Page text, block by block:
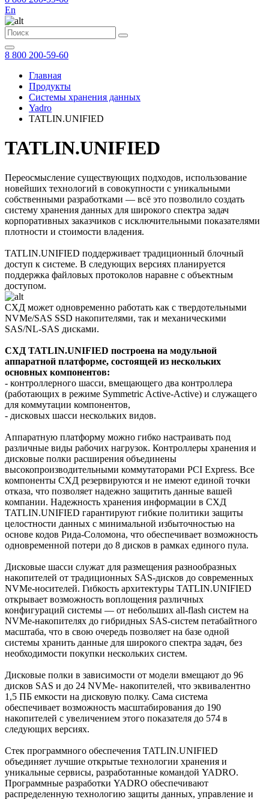
En
8 800 200-59-60
Главная
Продукты
Системы хранения данных
Yadro
TATLIN.UNIFIED
TATLIN.UNIFIED
Переосмысление существующих подходов, использование
новейших технологий в совокупности с уникальными
собственными разработками — всё это позволило создать
систему хранения данных для широкого спектра задач
корпоративных заказчиков с исключительными показателями
плотности и стоимости владения.
TATLIN.UNIFIED поддерживает традиционный блочный
доступ к системе. В следующих версиях планируется
поддержка файловых протоколов наравне с объектным
доступом.
СХД может одновременно работать как с твердотельными
NVMe/SAS SSD накопителями, так и механическими
SAS/NL-SAS дисками.
СХД TATLIN.UNIFIED построена на модульной
аппаратной платформе, состоящей из нескольких
основных компонентов:
- контроллерного шасси, вмещающего два контроллера
(работающих в режиме Symmetric Active-Active) и служащего
для коммутации компонентов,
- дисковых шасси нескольких видов.
Аппаратную платформу можно гибко настраивать под
различные виды рабочих нагрузок. Контроллеры хранения и
дисковые полки расширения объединены
высокопроизводительными коммутаторами PCI Express. Все
компоненты СХД резервируются и не имеют единой точки
отказа, что позволяет надежно защитить данные вашей
компании. Надежность хранения информации в СХД
TATLIN.UNIFIED гарантируют гибкие политики защиты
целостности данных с минимальной избыточностью на
основе кодов Рида-Соломона, что обеспечивает возможность
одновременной потери до 8 дисков в рамках единого пула.
Дисковые шасси служат для размещения разнообразных
накопителей от традиционных SAS-дисков до современных
NVMe-носителей. Гибкость архитектуры TATLIN.UNIFIED
открывает возможность воплощения различных
конфигураций системы — от небольших all-flash систем на
NVMe-накопителях до гибридных SAS-систем петабайтного
масштаба, что в свою очередь позволяет на базе одной
системы хранить данные для широкого спектра задач, без
необходимости покупки нескольких систем.
Дисковые полки в зависимости от модели вмещают до 96
дисков SAS и до 24 NVMe- накопителей, что эквивалентно
1,5 ПБ емкости на дисковую полку. Сама система
обеспечивает возможность масштабирования до 190
накопителей с увеличением этого показателя до 574 в
следующих версиях.
Стек программного обеспечения TATLIN.UNIFIED
объединяет лучшие открытые технологии хранения и
уникальные сервисы, разработанные командой YADRO.
Программные разработки YADRO обеспечивают
распределенную технологию защиты данных, управление и